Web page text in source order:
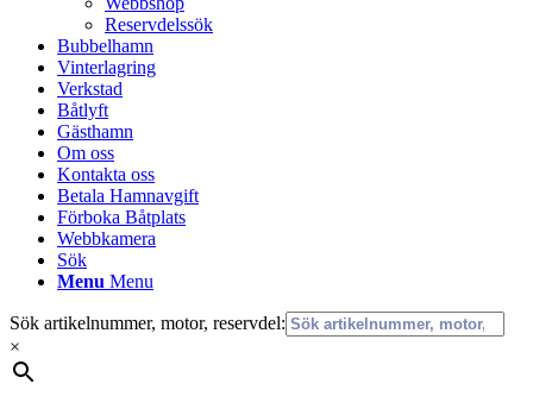
Reservdelssök
Bubbelhamn
Vinterlagring
Verkstad
Båtlyft
Gästhamn
Om oss
Kontakta oss
Betala Hamnavgift
Förboka Båtplats
Webbkamera
Sök
Menu Menu
Sök artikelnummer, motor, reservdel:
×